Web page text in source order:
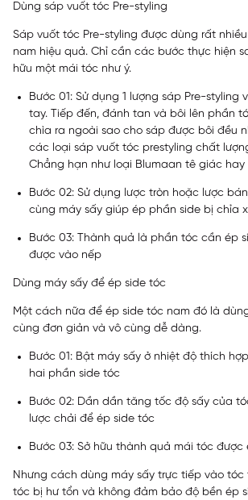
Dùng sáp vuốt tóc Pre-styling
Sáp vuốt tóc Pre-styling được dùng rất
nam hiệu quả. Chỉ cần các bước thực hiện
hữu một mái tóc như ý.
Bước 01: Sử dụng 1 lượng sáp Pre-styling
tay. Tiếp đến, đánh tan và bôi lên phần
chìa ra ngoài sao cho sáp được bôi đều
các loại sáp vuốt tóc prestyling chất
Chẳng hạn như loại Blumaan tê giác
Bước 02: Sử dụng lược tròn hoặc lược
cùng máy sấy giúp ép phần side bị chỉa
Bước 03: Thành quả là phần tóc cần ép
được vào nếp
Dùng máy sấy để ép side tóc
Một cách nữa để ép side tóc nam đó là
cùng đơn giản và vô cùng dễ dàng.
Bước 01: Bật máy sấy ở nhiệt độ thích
hai phần side tóc
Bước 02: Dần dần tăng tốc độ sấy của
lược chải để ép side tóc
Bước 03: Sở hữu thành quả mái tóc được
Nhưng cách dùng máy sấy trực tiếp vào tóc
tóc bị hư tổn và không đảm bảo độ bền ép